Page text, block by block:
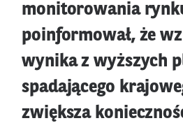
monitorowania
poinformował, że
wynika z wyższych
spadającego
zwiększa